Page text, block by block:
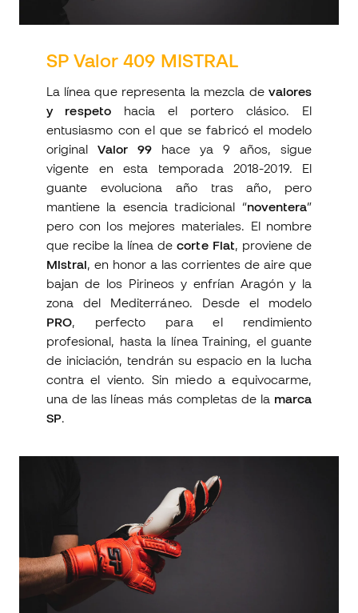
SP Valor 409 MISTRAL
La línea que representa la mezcla de valores
y respetohacia el portero clásico. El
entusiasmo con el que se fabricó el modelo
original Valor 99 hace ya 9 años, sigue
vigente en esta temporada 2018-2019. El
guante evoluciona año tras año, pero
mantiene la esencia tradicional “noventera”
pero con los mejores materiales. El nombre
que recibe la línea decorte Flat, proviene de
Mistral, en honor a las corrientes de aire que
bajan de los Pirineos y enfrían Aragón y la
zona del Mediterráneo. Desde el modelo
PRO, perfecto para el rendimiento
profesional, hasta la línea Training, el guante
de iniciación, tendrán su espacio en la lucha
contra el viento. Sin miedo a equivocarme,
una de las líneas más completas de la marca
SP.